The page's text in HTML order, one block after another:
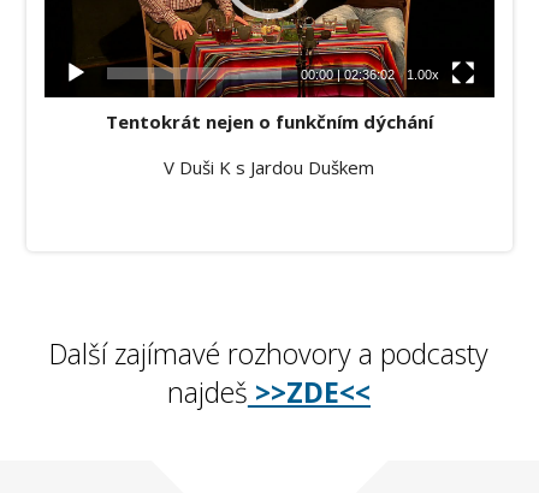
00:00|02:36:02 1.00x
Tentokrát nejen o funkčním dýchání
V Duši K s Jardou Duškem
Další zajímavé rozhovory a podcasty
najdeš >>ZDE<<